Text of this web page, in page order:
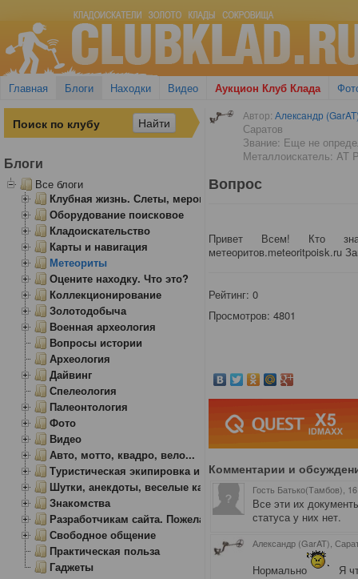
Главная Блоги Находки Видео Аукцион Клуб Клада
Автор: Александр
Саратов
Звание: Еще не
Металлоискатель: AT
Вопрос
Привет Всем! Кто
метеоритов.meteoritpoisk.ru
Рейтинг:0
Просмотров: 4801
Комментарии и
Гость Батько(Тамбов) ,
Все эти их
статуса у них нет.
Александр (GarAT),
Нормально Я
Блоги
Все блоги
Клубная жизнь. Слеты, мероприятия
Оборудование поисковое
Кладоискательство
Карты и навигация
Метеориты
Оцените находку. Что это?
Коллекционирование
Золотодобыча
Военная археология
Вопросы истории
Археология
Дайвинг
Спелеология
Палеонтология
Фото
Видео
Авто, мотто, квадро, вело...
Туристическая экипировка и снаряжение
Шутки, анекдоты, веселые картинки
Знакомства
Разработчикам сайта. Пожелания, замечания.
Свободное общение
Практическая польза
Гаджеты